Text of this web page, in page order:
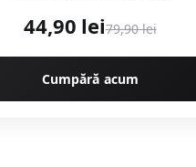
44,90 lei79,90 lei
Cumpără acum